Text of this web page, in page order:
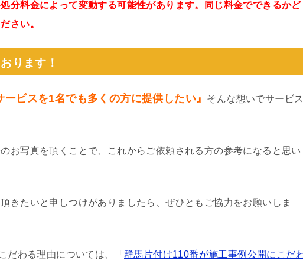
分料金によって変動する可能性があります。同じ料金でできるかど
さい。
ります！
ービスを1名でも多くの方に提供したい』
そんな想いでサービス
お写真を頂くことで、これからご依頼される方の参考になると思い
きたいと申しつけがありましたら、ぜひともご協力をお願いしま
だわる理由については、「 群馬片付け110番が施工事例公開にこだ